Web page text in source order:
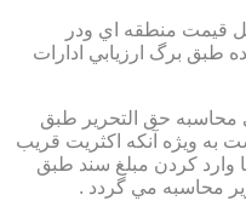
قيمت منطقه اي ودر
طبق برگ ارزيابي ادارات
محاسبه حق التحرير طبق
به ويژه آنكه اكثريت قريب
با وارد كردن مبلغ سند طبق
محاسبه مي گردد .